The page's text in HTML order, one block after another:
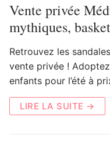
Vente privée
mythiques,
Retrouvez les
vente privée !
enfants pour l’été à
LIRE LA SUITE →